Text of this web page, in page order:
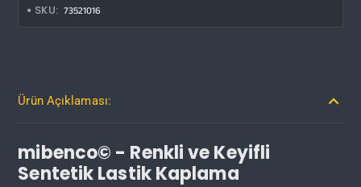
SKU: 73521016
Ürün Açıklaması:
mibenco© - Renkli ve Keyifli
Sentetik Lastik Kaplama